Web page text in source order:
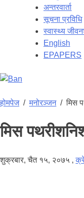
अन्तरवार्ता
सूचना प्रविधि
स्वास्थ्य
English
EPAPERS
होमपेज/मनोरञ्जन/मिस
मिस
शुक्रबार, चैत १५, २०७५ ,